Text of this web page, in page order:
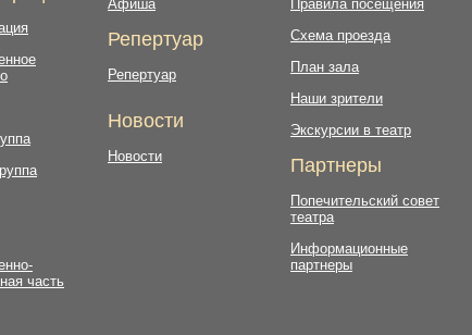
часть
Афиша
Репертуар
Репертуар
Новости
Новости
Правила посещения
Схема проезда
План зала
Наши зрители
Экскурсии в театр
Партнеры
Попечительский совет
театра
Информационные
партнеры